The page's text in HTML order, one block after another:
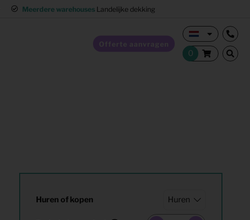
Meerdere warehouses Landelijke dekking
Offerte aanvragen
Studentenhuisvesting
Co-living
Huren of kopen